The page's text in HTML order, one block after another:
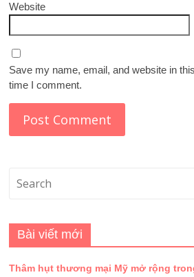
Website
Save my name, email, and website in
time I comment.
Bài viết mới
Thâm hụt thương mại Mỹ mở rộng